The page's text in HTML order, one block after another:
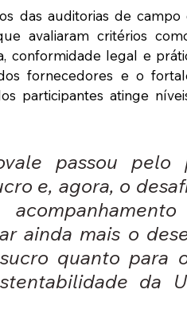
das auditorias de campo
avaliaram critérios
conformidade legal e
fornecedores e o
participantes atinge
passou pelo
e, agora, o
ainda mais o
quanto para o
da